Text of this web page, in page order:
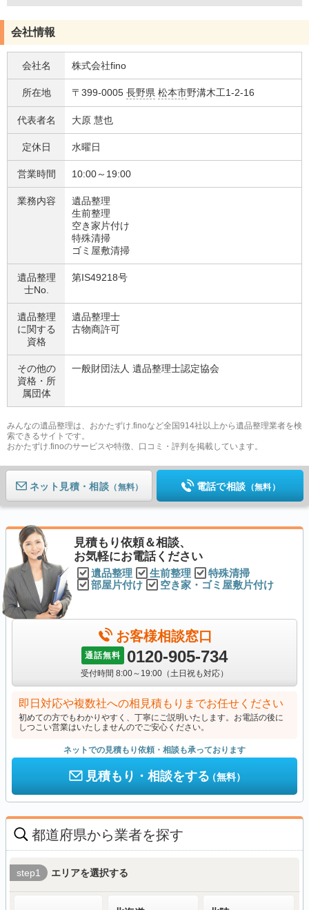
会社情報
会社名 株式会社fino
所在地 〒399-0005 長野県 松本市野溝木工1-2-16
代表者名 大原 慧也
定休日 水曜日
営業時間 10:00～19:00
業務内容
遺品整理
生前整理
空き家片付け
特殊清掃
ゴミ屋敷清掃
遺品整理
士No.
第IS49218号
遺品整理
に関する
資格
遺品整理士
古物商許可
その他の
資格・ 所
属団体
一般財団法人 遺品整理士認定協会
みんなの遺品整理は、おかたずけ.finoなど全国914社以上から遺品整理業者を検
索できるサイトです。
おかたずけ.finoのサービスや特徴、口コミ・評判を掲載しています。
ネット見積 （無料） 電話で相談 （無料）
見積もり依頼＆相談、
お気軽にお電話ください
遺品整理 生前整理
特殊清掃
部屋片付け
空き家・ゴミ屋敷片付け
お客様相談窓口
通話無料 0120-905-734
受付時間 8:00～19:00（土日祝も対応）
即日対応や複数社への相見積もりまでお任せください
初めての方でもわかりやすく、丁寧にご説明いたします。お電話の後に
しつこい営業はいたしませんのでご安心ください。
ネットでの見積もり依頼・相談も承っております
見積もり・相談をする（無料）
都道府県から業者を探す
step1 エリアを選択する